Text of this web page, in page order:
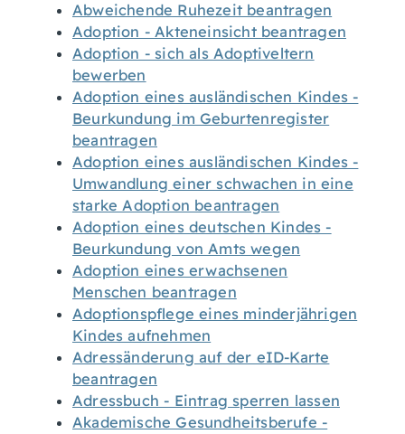
Abweichende Ruhezeit beantragen
Adoption - Akteneinsicht beantragen
Adoption - sich als Adoptiveltern
bewerben
Adoption eines ausländischen Kindes -
Beurkundung im Geburtenregister
beantragen
Adoption eines ausländischen Kindes -
Umwandlung einer schwachen in eine
starke Adoption beantragen
Adoption eines deutschen Kindes -
Beurkundung von Amts wegen
Adoption eines erwachsenen
Menschen beantragen
Adoptionspflege eines minderjährigen
Kindes aufnehmen
Adressänderung auf der eID-Karte
beantragen
Adressbuch - Eintrag sperren lassen
Akademische Gesundheitsberufe -